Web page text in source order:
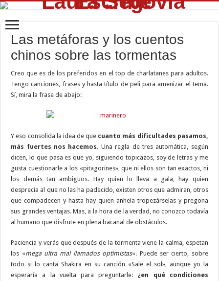
Las metáforas y los cuentos
chinos sobre las tormentas
Creo que es de los preferidos en el top de charlatanes para adultos.
Tengo canciones, frases y hasta título de peli para amenizar el tema.
Sí, mira la frase de abajo:
Y eso consolida la idea de que cuanto más dificultades pasamos,
más fuertes nos hacemos. Una regla de tres automática, según
dicen, lo que pasa es que yo, siguiendo topicazos, soy de letras y me
gusta cuestionarle a los «pitagorines», que ni ellos son tan exactos, ni
los demás tan ambiguos. Hay quien lo lleva a gala, hay quien
desprecia al que no las ha padecido, existen otros que admiran, otros
que compadecen y hasta hay quien anhela tropezárselas y pregona
sus grandes ventajas. Mas, a la hora de la verdad, no conozco todavía
al humano que disfrute en plena bacanal de obstáculos.
Paciencia y verás que después de la tormenta viene la calma, espetan
los «mega ultra mal llamados optimistas«. Puede ser cierto, sobre
todo si lo canta Shakira en su canción «Sale el sol», aunque yo la
esperaría a la vuelta para preguntarle: ¿en qué condiciones